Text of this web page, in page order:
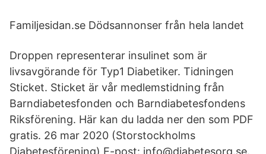
Familjesidan.se Dödsannonser från hela landet
Droppen representerar insulinet som är
livsavgörande för Typ1 Diabetiker. Tidningen
Sticket. Sticket är vår medlemstidning från
Barndiabetesfonden och Barndiabetesfondens
Riksförening. Här kan du ladda ner den som PDF
gratis. 26 mar 2020 (Storstockholms
Diabetesförening) E-post: info@diabetesorg.se.